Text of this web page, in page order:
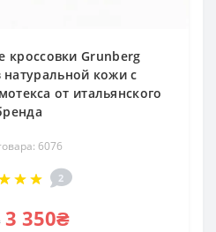
кроссовки Grunberg
натуральной кожи с
от итальянского
6076
2
3 350₴